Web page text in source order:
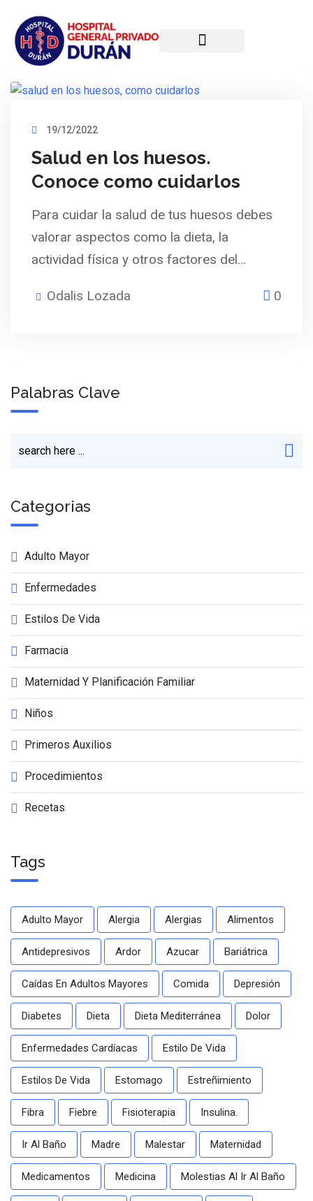
19/12/2022
Salud en los huesos.
Conoce como cuidarlos
Para cuidar la salud de tus huesos debes
valorar aspectos como la dieta, la
actividad física y otros factores del…
Odalis Lozada 0
Palabras Clave
Categorias
Adulto Mayor
Enfermedades
Estilos De Vida
Farmacia
Maternidad Y Planificación Familiar
Niños
Primeros Auxilios
Procedimientos
Recetas
Tags
Adulto Mayor Alergia Alergias Alimentos
Antidepresivos Ardor Azucar Bariátrica
Caídas En Adultos Mayores Comida Depresión
Diabetes Dieta Dieta Mediterránea Dolor
Enfermedades Cardíacas Estilo De Vida
Estilos De Vida Estomago Estreñimiento
Fibra Fiebre Fisioterapia Insulina.
Ir Al Baño Madre Malestar Maternidad
Medicamentos Medicina Molestias Al Ir Al Baño